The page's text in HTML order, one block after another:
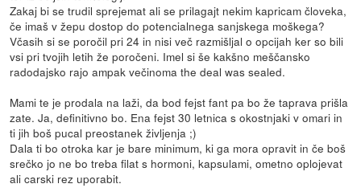
Zakaj bi se trudil sprejemat ali se prilagajt nekim kapricam človeka,
če imaš v žepu dostop do potencialnega sanjskega moškega?
Včasih si se poročil pri 24 in nisi več razmišljal o opcijah ker so bili
vsi pri tvojih letih že poročeni. Imel si še kakšno meščansko
radodajsko rajo ampak večinoma the deal was sealed.
Mami te je prodala na laži, da bod fejst fant pa bo že taprava prišla
zate. Ja, definitivno bo. Ena fejst 30 letnica s okostnjaki v omari in
ti jih boš pucal preostanek življenja ;)
Dala ti bo otroka kar je bare minimum, ki ga mora opravit in če boš
srečko jo ne bo treba filat s hormoni, kapsulami, ometno oplojevat
ali carski rez uporabit.